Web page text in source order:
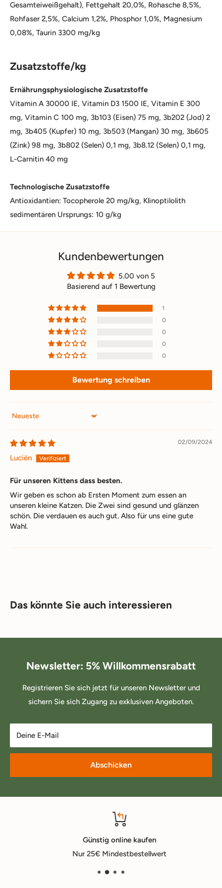
Gesamteiweißgehalt), Fettgehalt 20,0%, Rohasche 8,5%,
Rohfaser 2,5%, Calcium 1,2%, Phosphor 1,0%, Magnesium
0,08%, Taurin 3300 mg/kg
Zusatzstoffe/kg
Ernährungsphysiologische Zusatzstoffe
Vitamin A 30000 IE, Vitamin D3 1500 IE, Vitamin E 300
mg, Vitamin C 100 mg, 3b103 (Eisen) 75 mg, 3b202 (Jod) 2
mg, 3b405 (Kupfer) 10 mg, 3b503 (Mangan) 30 mg, 3b605
(Zink) 98 mg, 3b802 (Selen) 0,1 mg, 3b8.12 (Selen) 0,1 mg,
L-Carnitin 40 mg
Technologische Zusatzstoffe
Antioxidantien: Tocopherole 20 mg/kg, Klinoptilolith
sedimentären Ursprungs: 10 g/kg
Kundenbewertungen
5.00 von 5
Basierend auf 1 Bewertung
1
0
0
0
0
Bewertung schreiben
Sort by
02/09/2024
Luciën
Für unseren Kittens dass besten.
Wir geben es schon ab Ersten Moment zum essen an
unseren kleine Katzen. Die Zwei sind gesund und glänzen
schön. Die verdauen es auch gut. Also für uns eine gute
Wahl.
Das könnte Sie auch interessieren
Newsletter: 5% Willkommensrabatt
Registrieren Sie sich jetzt für unseren Newsletter und
sichern Sie sich Zugang zu exklusiven Angeboten.
Deine E-Mail
Abschicken
Günstig online kaufen
Nur 25€ Mindestbestellwert